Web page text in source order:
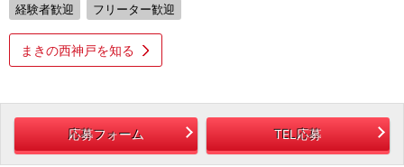
経験者歓迎
フリーター歓迎
まきの西神戸を知る
応募フォーム TEL応募